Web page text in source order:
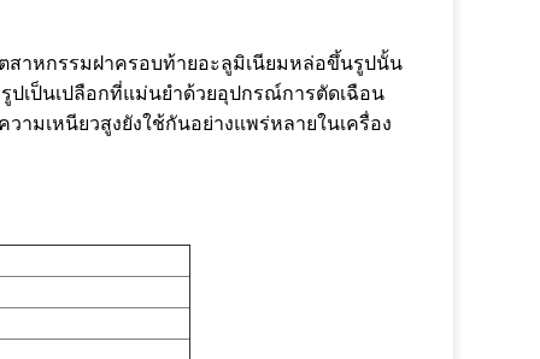
สาหกรรมฝาครอบท้ายอะลูมิเนียมหล่อขึ้นรูปนั้น
ปเป็นเปลือกที่แม่นยำด้วยอุปกรณ์การตัดเฉือน
มเหนียวสูงยังใช้กันอย่างแพร่หลายในเครื่อง